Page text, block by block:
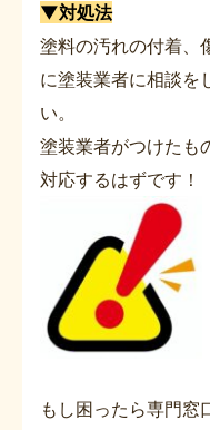
▼対処法
塗料の汚れの付着、
に塗装業者に相談を
い。
塗装業者がつけたも
対応するはずです！
もし困ったら専門窓